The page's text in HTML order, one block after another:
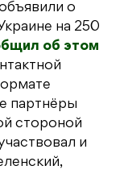
о
на 250
об этом
партнёры
стороной
и